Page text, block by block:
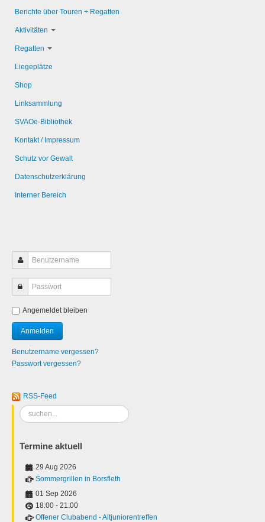
Berichte über Touren + Regatten
Aktivitäten
Regatten
Liegeplätze
Shop
Linksammlung
SVAOe-Bibliothek
Kontakt / Impressum
Schutz vor Gewalt
Datenschutzerklärung
Interner Bereich
Angemeldet bleiben
Benutzername vergessen?
Passwort vergessen?
RSS-Feed
Suchen
...
Termine aktuell
29 Aug 2026
Sommergrillen in Borsfleth
01 Sep 2026
18:00 - 21:00
Offener Clubabend - Altjuniorentreffen